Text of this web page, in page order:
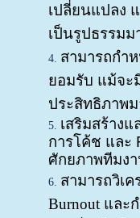
เปลี่ยนแปลง
เป็นรูปธรรม
สามารถกำ
ยอมรับ แม้จะ
ประสิทธิภาพ
เสริมสร้าง
การโค้ช และ
ศักยภาพทีมง
สามารถวิเ
Burnout และ